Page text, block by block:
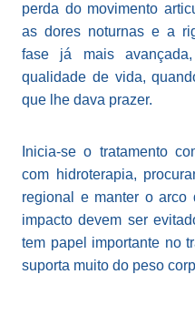
perda do movimento
as dores noturnas e a
fase já mais
qualidade de vida,
que lhe dava prazer.
Inicia-se o tratamento
com hidroterapia,
regional e manter o arco
impacto devem ser
tem papel importante no
suporta muito do peso